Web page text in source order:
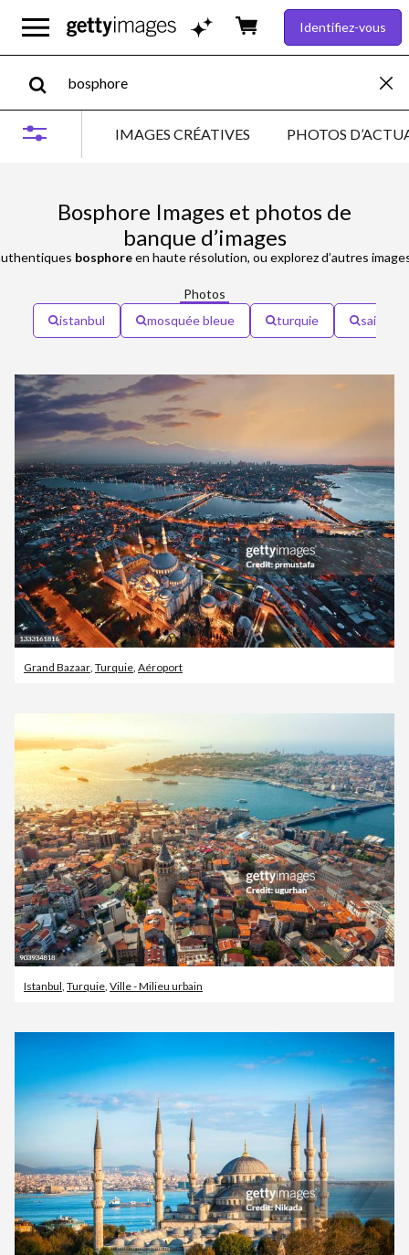
Identifiez-vous
IMAGES CRÉATIVES PHOTOS
Bosphore Images et photos de
banque d’images
bosphoreen haute résolution, ou explorez d’autres
Photos
istanbul
mosquée bleue turquie sainte
Grand Bazaar, Turquie, Aéroport
Istanbul, Turquie, Ville - Milieu urbain